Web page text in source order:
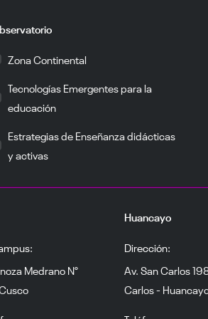
Zona Continental
Tecnologías Emergentes para la
educación
Estrategias de Enseñanza didácticas
y activas
Medrano N°
Huancayo
Dirección:
Av. San Carlos
Carlos -